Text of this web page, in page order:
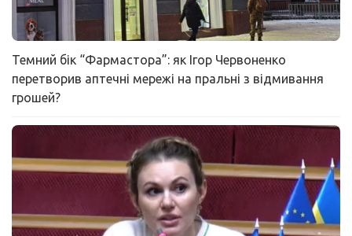
Темний бік “Фармастора”: як Ігор Червоненко
перетворив аптечні мережі на пральні з відмивання
грошей?